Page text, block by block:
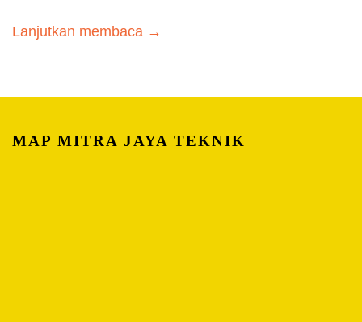
Lanjutkan membaca →
MAP MITRA JAYA TEKNIK